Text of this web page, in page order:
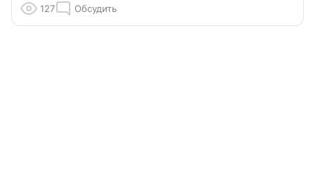
127 Обсудить